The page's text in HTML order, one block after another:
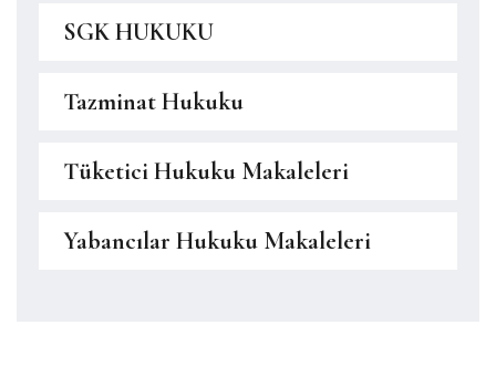
SGK HUKUKU
Tazminat Hukuku
Tüketici Hukuku Makaleleri
Yabancılar Hukuku Makaleleri